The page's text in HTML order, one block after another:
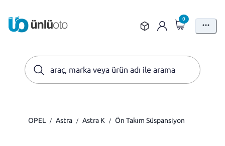
0
OPEL / Astra / Astra K / Ön Takım Süspansiyon